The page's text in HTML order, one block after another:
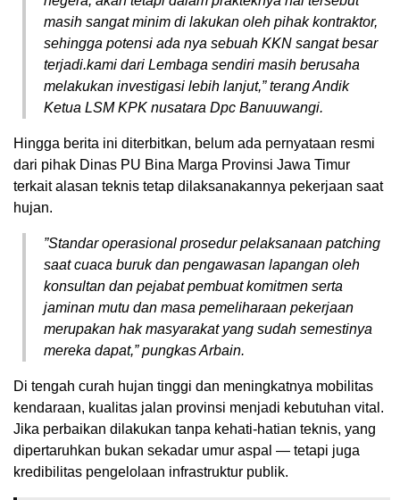
masih sangat minim di lakukan oleh pihak kontraktor,
sehingga potensi ada nya sebuah KKN sangat besar
terjadi.kami dari Lembaga sendiri masih berusaha
melakukan investigasi lebih lanjut,” terang Andik
Ketua LSM KPK nusatara Dpc Banuuwangi.
Hingga berita ini diterbitkan, belum ada pernyataan resmi
dari pihak Dinas PU Bina Marga Provinsi Jawa Timur
terkait alasan teknis tetap dilaksanakannya pekerjaan saat
hujan.
”Standar operasional prosedur pelaksanaan patching
saat cuaca buruk dan pengawasan lapangan oleh
konsultan dan pejabat pembuat komitmen serta
jaminan mutu dan masa pemeliharaan pekerjaan
merupakan hak masyarakat yang sudah semestinya
mereka dapat,” pungkas Arbain.
Di tengah curah hujan tinggi dan meningkatnya mobilitas
kendaraan, kualitas jalan provinsi menjadi kebutuhan vital.
Jika perbaikan dilakukan tanpa kehati-hatian teknis, yang
dipertaruhkan bukan sekadar umur aspal — tetapi juga
kredibilitas pengelolaan infrastruktur publik.